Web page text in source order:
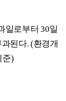
일로부터 30일
된다. (환경개
준)